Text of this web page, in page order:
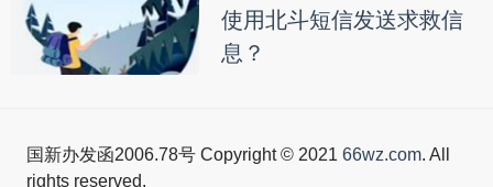
使用北斗短信发送求救信
息？
国新办发函2006.78号 Copyright © 2021 66wz.com. All
rights reserved.